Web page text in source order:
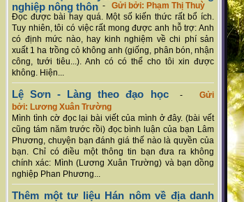
nghiệp nông thôn - Gửi bởi: Phạm Thị Thuỳ
Đọc được bài hay quá. Một số kiến thức rất bổ ích.
Tuy nhiên, tôi có việc rất mong được anh hỗ trợ: Anh
có định mức nào, hay kinh nghiệm về chi phí sản
xuất 1 ha trồng cỏ không anh (giống, phân bón, nhận
công, tưới tiêu...). Anh có có thể cho tôi xin được
không. Hiện...
Lệ Sơn - Làng theo đạo học-Gửi
bởi: Lương Xuân Trường
Mình tình cờ đọc lại bài viết của mình ở đây. (bài vết
cũng tám năm trước rồi) đọc bình luận của bạn Lâm
Phương, chuyện bạn đánh giá thế nào là quyền của
bạn. Chỉ có điều một thông tin bạn đưa ra không
chính xác: Mình (Lương Xuân Trường) và bạn dồng
nghiệp Phan Phương...
Thêm một tư liệu Hán nôm về địa danh